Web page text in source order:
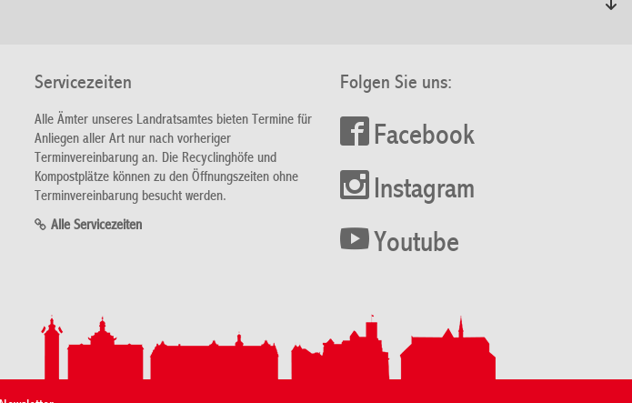
Servicezeiten
Alle Ämter unseres Landratsamtes bieten Termine für
Anliegen aller Art nur nach vorheriger
Terminvereinbarung an. Die Recyclinghöfe und
Kompostplätze können zu den Öffnungszeiten ohne
Terminvereinbarung besucht werden.
Alle Servicezeiten
Folgen Sie uns:
Facebook
Instagram
Youtube